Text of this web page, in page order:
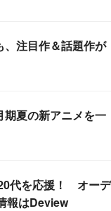
注目作＆話題作が
期夏の新アニメを一
代を応援！ オーデ
報はDeview